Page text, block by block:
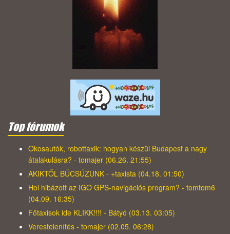
Top fórumok
Okosautók, robottaxik: hogyan készül Budapest a nagy
átalakulásra? - tomajer (06.26. 21:55)
AKIKTŐL BÚCSÚZUNK - +taxista (04.18. 01:50)
Hol hibázott az IGO GPS-navigációs program? - tomtom6
(04.09. 16:35)
Főtaxisok ide KLIKK!!!! - Bátyó (03.13. 03:05)
Verestelenítés - tomajer (02.05. 06:28)